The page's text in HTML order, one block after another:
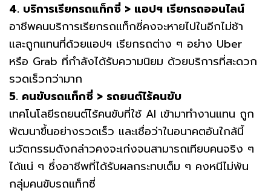
4. บริการเรียกรถแท็กซี่ > แอปฯ เรียกรถออนไลน์
อาชีพคนบริการเรียกรถแท็กซี่คงจะหายไปในอีกไม่ช้า
และถูกแทนที่ด้วยแอปฯ เรียกรถต่าง ๆ อย่าง Uber
หรือ Grab ที่กำลังได้รับความนิยม ด้วยบริการที่สะดวก
รวดเร็วกว่ามาก
5. คนขับรถแท็กซี่ > รถยนต์ไร้คนขับ
เทคโนโลยีรถยนต์ไร้คนขับที่ใช้ AI เข้ามาทำงานแทน ถูก
พัฒนาขึ้นอย่างรวดเร็ว และเชื่อว่าในอนาคตอันใกล้นี้
นวัตกรรมดังกล่าวคงจะเก่งจนสามารถเทียบคนจริง ๆ
ได้แน่ ๆ ซึ่งอาชีพที่ได้รับผลกระทบเต็ม ๆ คงหนีไม่พ้น
กลุ่มคนขับรถแท็กซี่